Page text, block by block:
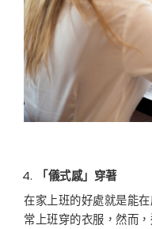
「儀式感」穿著
在家上班的好處就是能
常上班穿的衣服，然而